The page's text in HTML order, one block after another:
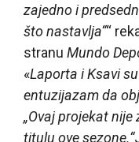
zajedno i
što nastavlja““
stranu Mundo
«Laporta i Ksavi
entuzijazam da
„Ovaj projekat
titulu ove sezone.“